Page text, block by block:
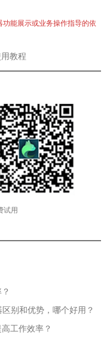
能展示或业务操作指导的依
教程
试用
别和优势，哪个好用？
工作效率？